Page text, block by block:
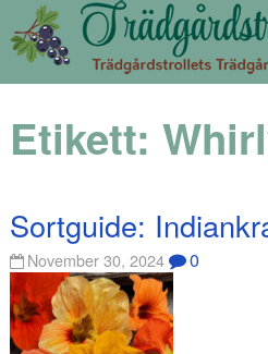
Etikett:
Sortguide:
November 30, 2024 0